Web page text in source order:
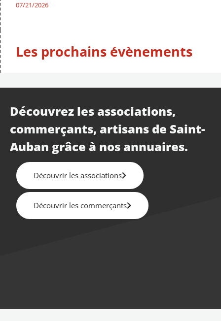
07/21/2026
Les prochains évènements
Découvrez les associations,
commerçants, artisans de Saint-
Auban grâce à nos annuaires.
Découvrir les associations
Découvrir les commerçants